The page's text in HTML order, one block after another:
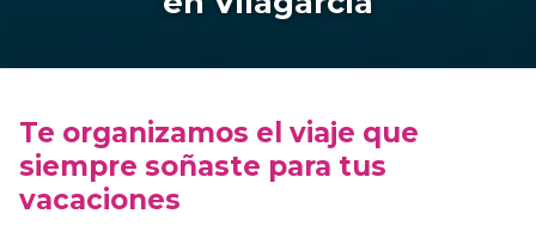
Te organizamos el viaje que
siempre soñaste para tus
vacaciones